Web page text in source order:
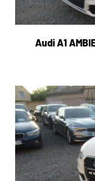
Audi A1